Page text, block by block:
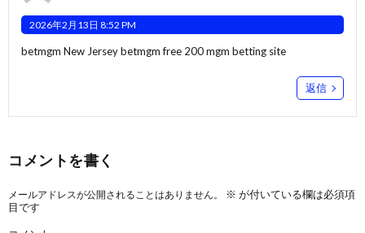
2026年2月13日 8:52 PM
betmgm New Jerseybetmgm free 200mgm betting site
返信
コメントを書く
メールアドレスが公開されることはありません。 ※ が付いている欄は必須項
目です